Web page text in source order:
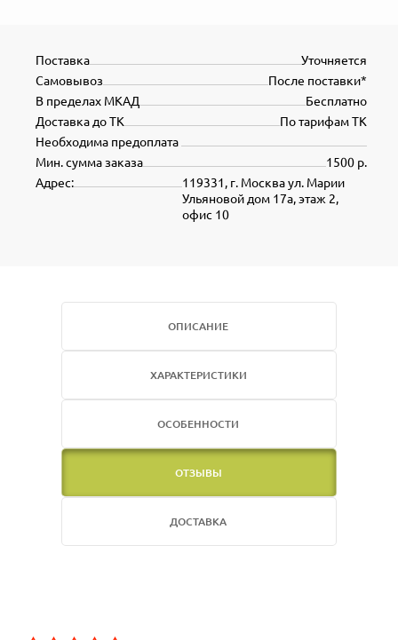
Уточняется
Поставка
После поставки*
Самовывоз
Бесплатно
В пределах МКАД
По тарифам ТК
Доставка до ТК
Необходима предоплата
1500 р.
Мин. сумма заказа
119331, г. Москва ул. Марии
Ульяновой дом 17а, этаж 2,
офис 10
Адрес:
ОПИСАНИЕ
ХАРАКТЕРИСТИКИ
ОСОБЕННОСТИ
ОТЗЫВЫ
ДОСТАВКА